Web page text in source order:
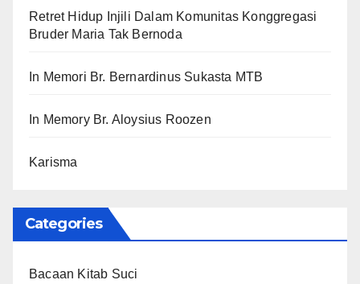
Retret Hidup Injili Dalam Komunitas Konggregasi
Bruder Maria Tak Bernoda
In Memori Br. Bernardinus Sukasta MTB
In Memory Br. Aloysius Roozen
Karisma
Categories
Bacaan Kitab Suci